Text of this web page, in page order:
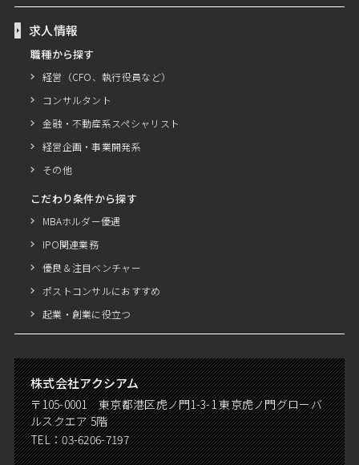
求人情報
職種から探す
経営（CFO、執行役員など）
コンサルタント
金融・不動産系スペシャリスト
経営企画・事業開発系
その他
こだわり条件から探す
MBAホルダー優遇
IPO関連業務
優良＆注目ベンチャー
ポストコンサルにおすすめ
起業・創業に役立つ
株式会社アクシアム
〒105-0001 東京都港区虎ノ門1-3-1 東京虎ノ門グローバ
ルスクエア 5階
TEL：03-6206-7197